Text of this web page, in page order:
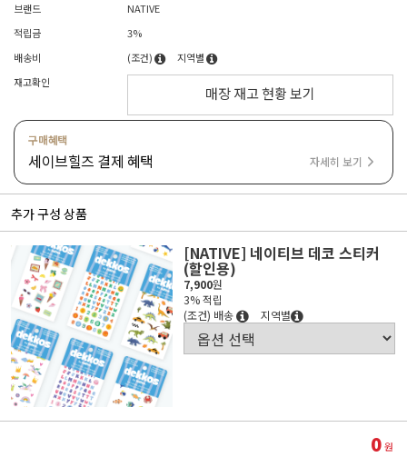
브랜드
NATIVE
적립금
3%
배송비
(조건)
지역별
재고확인
매장 재고 현황 보기
구매혜택
세이브힐즈 결제 혜택 자세히 보기
추가 구성 상품
[NATIVE] 네이티브 데코 스티커
(할인용)
7,900원
3% 적립
(조건) 배송
지역별
0원